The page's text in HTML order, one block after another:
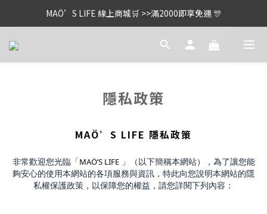
MAÖ’S LIFE 線上商城🛒 >>滿2000即享免運 🎊
隱私政策
MAÖ’S LIFE 隱私政策
非常歡迎您光臨「MAÖ’S LIFE 」（以下簡稱本網站），為了讓您能
夠安心的使用本網站的各項服務與資訊，特此向您說明本網站的隱
私權保護政策，以保障您的權益，請您詳閱下列內容：